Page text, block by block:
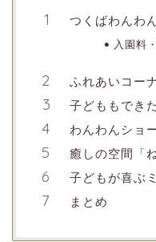
つくばわんわ
入園料
ふれあいコー
子どももでき
わんわんショ
癒しの空間「
子どもが喜ぶ
まとめ